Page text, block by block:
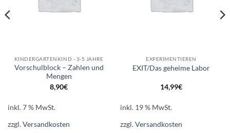
KINDERGARTENKIND - 3-5 JAHRE
Vorschulblock – Zahlen und
Mengen
8,90€
inkl. 7 % MwSt.
zzgl.Versandkosten
EXPERIMENTIEREN
EXIT/Das geheime Labor
14,99€
inkl. 19 % MwSt.
zzgl.Versandkosten